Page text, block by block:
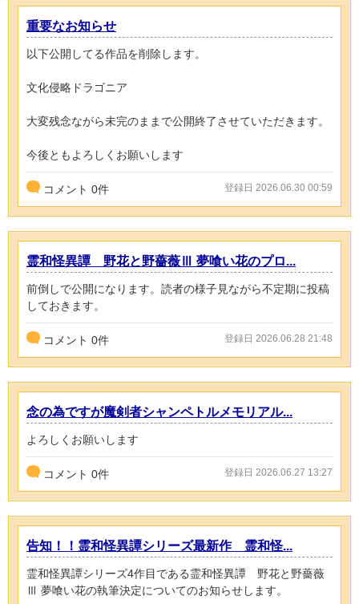
重要なお知らせ
以下公開してる作品を削除します。
文化侵略ドラゴニア
大変残念ながら未完のままで公開終了させていただきます。
今後ともよろしくお願いします
コメント 0件 登録日 2026.06.30 00:59
霊和怪異譚 野花と野薔薇Ⅲ 夢喰い花のプロ...
前倒しで公開になります。読者の様子見ながら不定期に投稿
しておきます。
コメント 0件 登録日 2026.06.28 21:48
念の為ですが魔剣者シャンペトルメモリアル...
よろしくお願いします
コメント 0件 登録日 2026.06.27 13:27
告知！！霊和怪異譚シリーズ最新作 霊和怪...
霊和怪異譚シリーズ4作目である霊和怪異譚 野花と野薔薇
Ⅲ 夢喰い花の執筆決定についてのお知らせします。